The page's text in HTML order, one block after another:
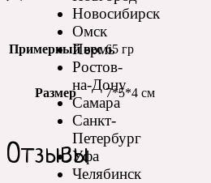
Новосибирск
Омск
Пермь
Ростов-
на-Дону
Самара
Санкт-
Петербург
Уфа
Челябинск
Примерный вес 65 гр
Размер 7*5*4 см
Отзывы